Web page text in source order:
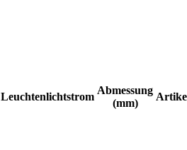
Leuchtenlichtstrom
Abmessung
(mm)